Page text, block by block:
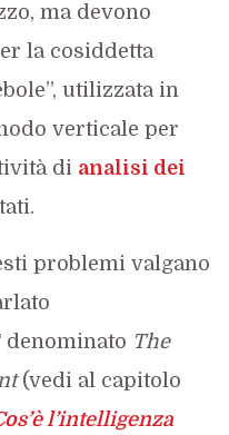
ma devono
la cosiddetta
utilizzata in
verticale per
di analisi dei
problemi valgano
denominato The
(vedi al capitolo
l’intelligenza